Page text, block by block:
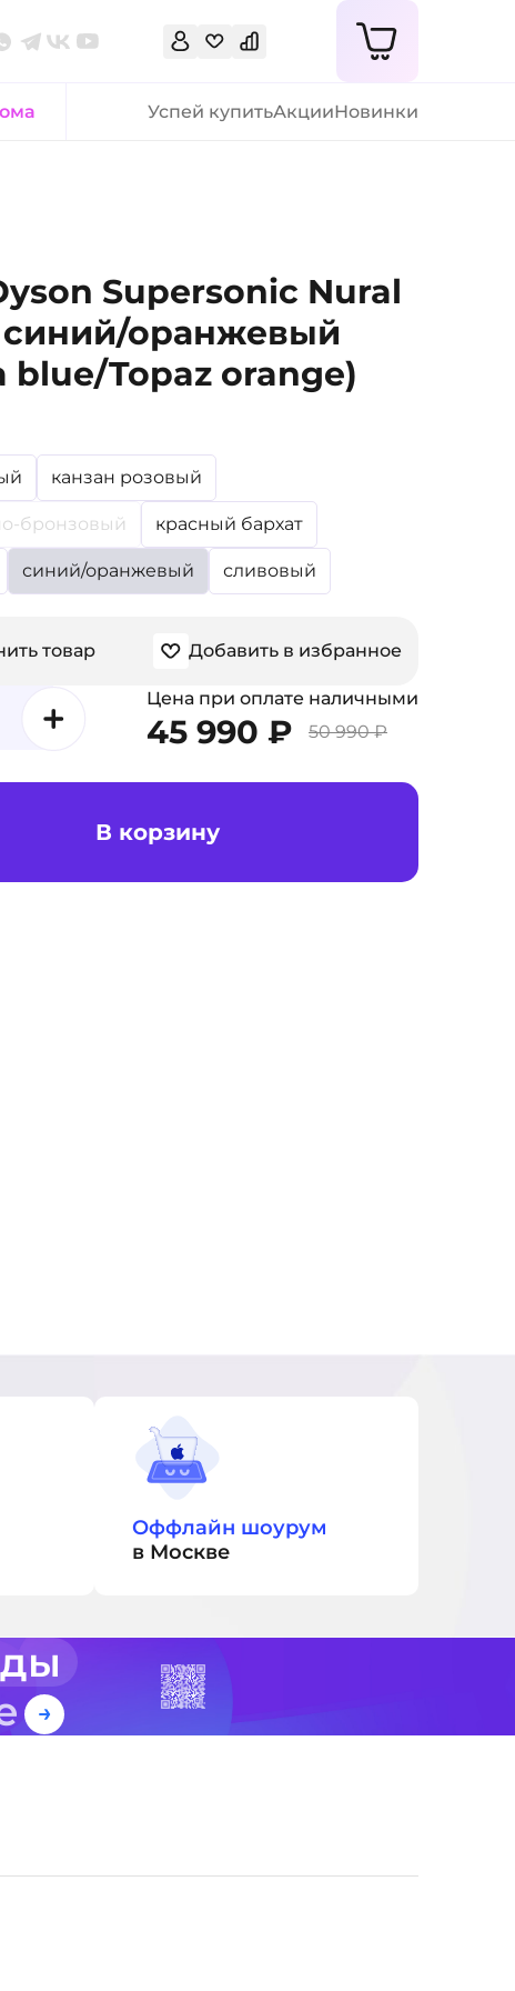
Успей купитьАкцииНовинки
Supersonic Nural
синий/оранжевый
blue/Topaz orange)
канзан розовый
бронзовый красный бархат
синий/оранжевый сливовый
товар Добавить в избранное
Цена при оплате наличными
45 990 ₽ 50 990 ₽
В корзину
Оффлайн шоурум
в Москве